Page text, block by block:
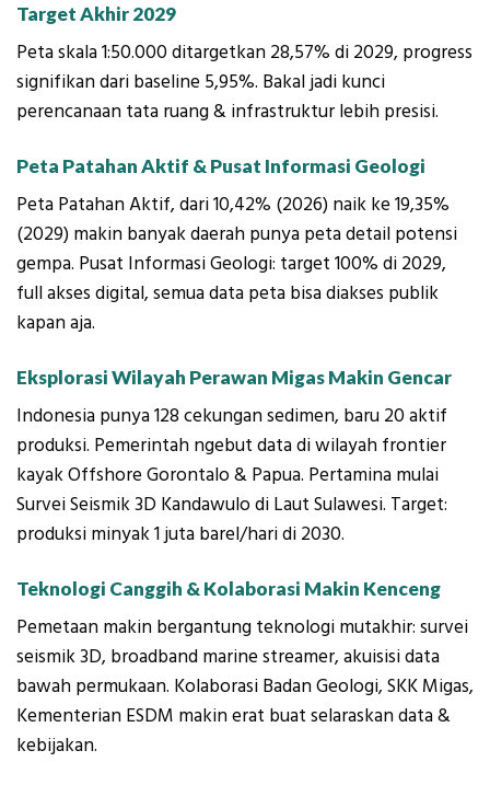
Target Akhir 2029
Peta skala 1:50.000 ditargetkan 28,57% di 2029, progress
signifikan dari baseline 5,95%. Bakal jadi kunci
perencanaan tata ruang & infrastruktur lebih presisi.
Peta Patahan Aktif & Pusat Informasi Geologi
Peta Patahan Aktif, dari 10,42% (2026) naik ke 19,35%
(2029) makin banyak daerah punya peta detail potensi
gempa. Pusat Informasi Geologi: target 100% di 2029,
full akses digital, semua data peta bisa diakses publik
kapan aja.
Eksplorasi Wilayah Perawan Migas Makin Gencar
Indonesia punya 128 cekungan sedimen, baru 20 aktif
produksi. Pemerintah ngebut data di wilayah frontier
kayak Offshore Gorontalo & Papua. Pertamina mulai
Survei Seismik 3D Kandawulo di Laut Sulawesi. Target:
produksi minyak 1 juta barel/hari di 2030.
Teknologi Canggih & Kolaborasi Makin Kenceng
Pemetaan makin bergantung teknologi mutakhir: survei
seismik 3D, broadband marine streamer, akuisisi data
bawah permukaan. Kolaborasi Badan Geologi, SKK Migas,
Kementerian ESDM makin erat buat selaraskan data &
kebijakan.